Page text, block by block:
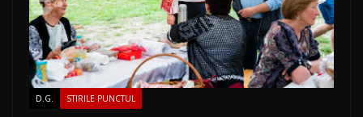
D.G. STIRILE PUNCTUL